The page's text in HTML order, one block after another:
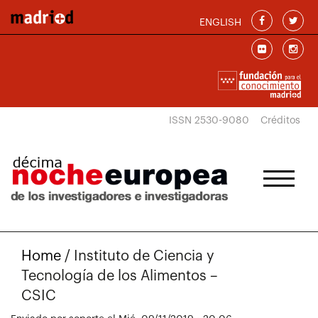
ENGLISH
ISSN 2530-9080 Créditos
Home /
Instituto de Ciencia y
Tecnología de los Alimentos –
CSIC